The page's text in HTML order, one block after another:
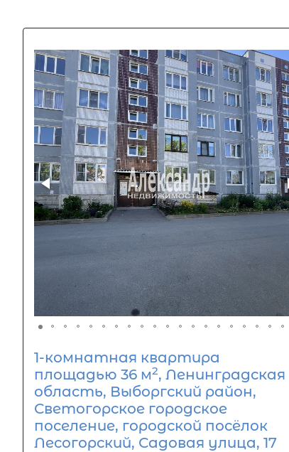
1-комнатная квартира
площадью 36 м2, Ленинградская
область, Выборгский район,
Светогорское городское
поселение, городской посёлок
Лесогорский, Садовая улица, 17